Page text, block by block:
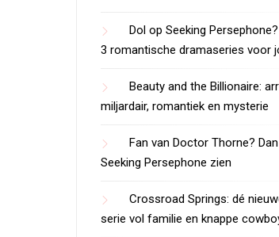
Dol op Seeking
3 romantische dramaseries voor
Beauty and the Billionaire:
miljardair, romantiek en mysterie
Fan van Doctor Thorne?
Seeking Persephone zien
Crossroad Springs: dé
serie vol familie en knappe